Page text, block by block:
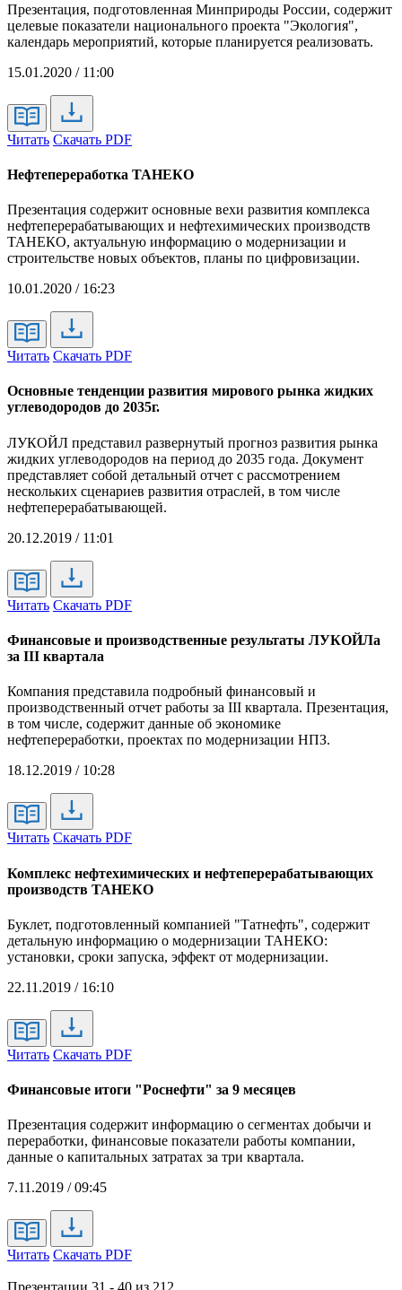
Презентация, подготовленная Минприроды России, содержит
целевые показатели национального проекта "Экология",
календарь мероприятий, которые планируется реализовать.
15.01.2020 / 11:00
Читать Скачать PDF
Нефтепереработка ТАНЕКО
Презентация содержит основные вехи развития комплекса
нефтеперерабатывающих и нефтехимических производств
ТАНЕКО, актуальную информацию о модернизации и
строительстве новых объектов, планы по цифровизации.
10.01.2020 / 16:23
Читать Скачать PDF
Основные тенденции развития мирового рынка жидких
углеводородов до 2035г.
ЛУКОЙЛ представил развернутый прогноз развития рынка
жидких углеводородов на период до 2035 года. Документ
представляет собой детальный отчет с рассмотрением
нескольких сценариев развития отраслей, в том числе
нефтеперерабатывающей.
20.12.2019 / 11:01
Читать Скачать PDF
Финансовые и производственные результаты ЛУКОЙЛа
за III квартала
Компания представила подробный финансовый и
производственный отчет работы за III квартала. Презентация,
в том числе, содержит данные об экономике
нефтепереработки, проектах по модернизации НПЗ.
18.12.2019 / 10:28
Читать Скачать PDF
Комплекс нефтехимических и нефтеперерабатывающих
производств ТАНЕКО
Буклет, подготовленный компанией "Татнефть", содержит
детальную информацию о модернизации ТАНЕКО:
установки, сроки запуска, эффект от модернизации.
22.11.2019 / 16:10
Читать Скачать PDF
Финансовые итоги "Роснефти" за 9 месяцев
Презентация содержит информацию о сегментах добычи и
переработки, финансовые показатели работы компании,
данные о капитальных затратах за три квартала.
7.11.2019 / 09:45
Читать Скачать PDF